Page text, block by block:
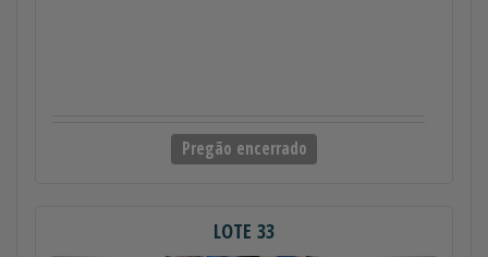
Pregão encerrado
LOTE 33